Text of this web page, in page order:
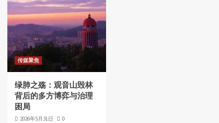
传媒聚焦
绿肺之殇：观音山毁林
背后的多方博弈与治理
困局
2026年5月31日 0